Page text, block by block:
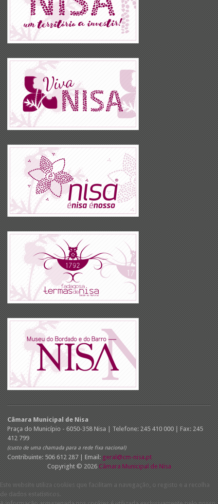
Câmara Municipal de Nisa
Praça do Município - 6050-358 Nisa | Telefone: 245 410 000 | Fax: 245
412 799
(custo de uma chamada para a rede fixa nacional)
Contribuinte: 506 612 287 | Email: geral@cm-nisa.pt
Copyright © 2026 Câmara Municipal de Nisa
Este website utiliza cookies que facilitam a navegação, o registo e a recolha
de dados estatísticos.